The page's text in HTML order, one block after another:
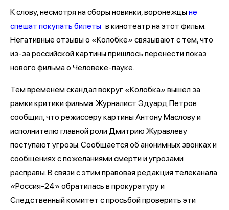
К слову, несмотря на сборы новинки, воронежцыне
спешат покупать билеты в кинотеатр на этот фильм.
Негативные отзывы о «Колобке» связывают с тем, что
из-за российской картины пришлось перенести показ
нового фильма о Человеке-пауке.
Тем временем скандал вокруг «Колобка» вышел за
рамки критики фильма. Журналист Эдуард Петров
сообщил, что режиссеру картины Антону Маслову и
исполнителю главной роли Дмитрию Журавлеву
поступают угрозы. Сообщается об анонимных звонках и
сообщениях с пожеланиями смерти и угрозами
расправы. В связи с этим правовая редакция телеканала
«Россия-24» обратилась в прокуратуру и
Следственный комитет с просьбой проверить эти